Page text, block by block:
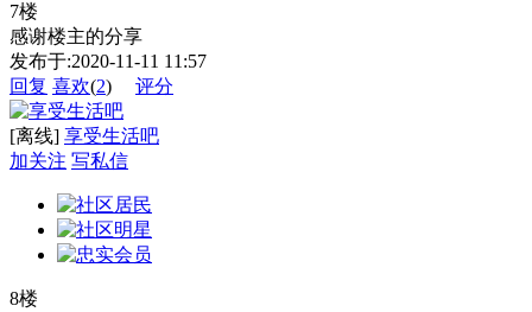
7楼
感谢楼主的分享
发布于:2020-11-11 11:57
回复 喜欢(2) 评分
[离线] 享受生活吧
加关注 写私信
8楼